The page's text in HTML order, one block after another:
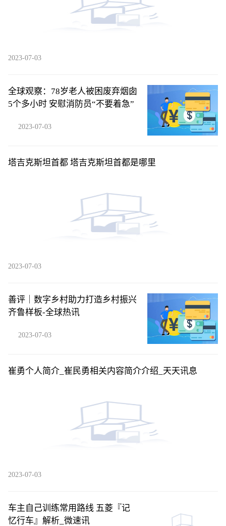
2023-07-03
全球观察：78岁老人被困废弃烟囱
5个多小时 安慰消防员“不要着急”
2023-07-03
塔吉克斯坦首都 塔吉克斯坦首都是哪里
2023-07-03
善评｜数字乡村助力打造乡村振兴
齐鲁样板-全球热讯
2023-07-03
崔勇个人简介_崔民勇相关内容简介介绍_天天讯息
2023-07-03
车主自己训练常用路线 五菱『记
忆行车』解析_微速讯